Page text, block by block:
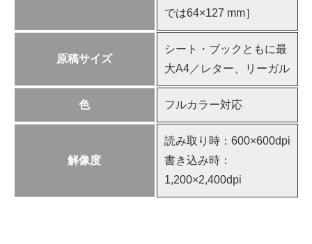
では64×127 mm］
原稿サイズ
シート・ブックともに最
大A4／レター、リーガル
色 フルカラー対応
解像度
読み取り時：600×600dpi
書き込み時：
1,200×2,400dpi